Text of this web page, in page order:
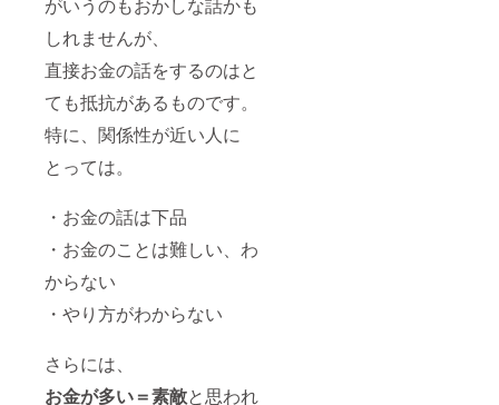
がいうのもおかしな話かも
しれませんが、
直接お金の話をするのはと
ても抵抗があるものです。
特に、関係性が近い人に
とっては。
・お金の話は下品
・お金のことは難しい、わ
からない
・やり方がわからない
さらには、
お金が多い＝素敵と思われ